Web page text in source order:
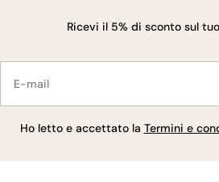
Ricevi il 5% di sconto sul
mail
Ho letto e accettato la Termini e